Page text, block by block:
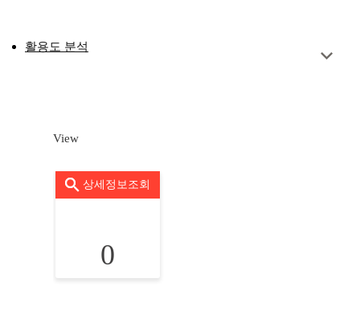
활용도 분석
View
상세정보조회
0